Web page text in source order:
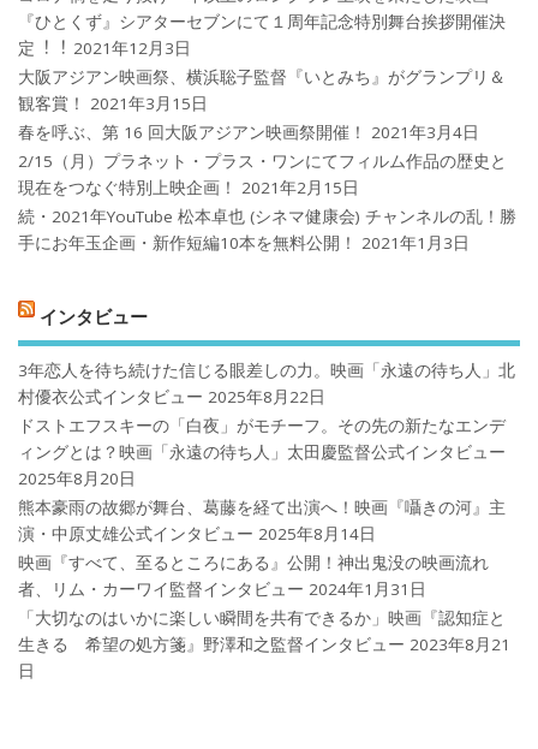
『ひとくず』シアターセブンにて１周年記念特別舞台挨拶開催決
定︕︕ 2021年12月3日
大阪アジアン映画祭、横浜聡子監督『いとみち』がグランプリ＆
観客賞！
2021年3月15日
春を呼ぶ、第 16 回大阪アジアン映画祭開催！
2021年3月4日
2/15（月）プラネット・プラス・ワンにてフィルム作品の歴史と
現在をつなぐ特別上映企画！
2021年2月15日
続・2021年YouTube 松本卓也 (シネマ健康会) チャンネルの乱！勝
手にお年玉企画・新作短編10本を無料公開！
2021年1月3日
インタビュー
3年恋人を待ち続けた信じる眼差しの力。映画「永遠の待ち人」北
村優衣公式インタビュー 2025年8月22日
ドストエフスキーの「白夜」がモチーフ。その先の新たなエンデ
ィングとは？映画「永遠の待ち人」太田慶監督公式インタビュー
2025年8月20日
熊本豪雨の故郷が舞台、葛藤を経て出演へ！映画『囁きの河』主
演・中原丈雄公式インタビュー 2025年8月14日
映画『すべて、至るところにある』公開！神出鬼没の映画流れ
者、リム・カーワイ監督インタビュー 2024年1月31日
「大切なのはいかに楽しい瞬間を共有できるか」映画『認知症と
生きる 希望の処方箋』野澤和之監督インタビュー 2023年8月21
日